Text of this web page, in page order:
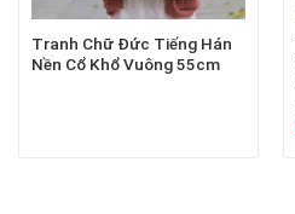
Tranh Chữ Đức Tiếng Hán
Nền Cổ Khổ Vuông 55cm